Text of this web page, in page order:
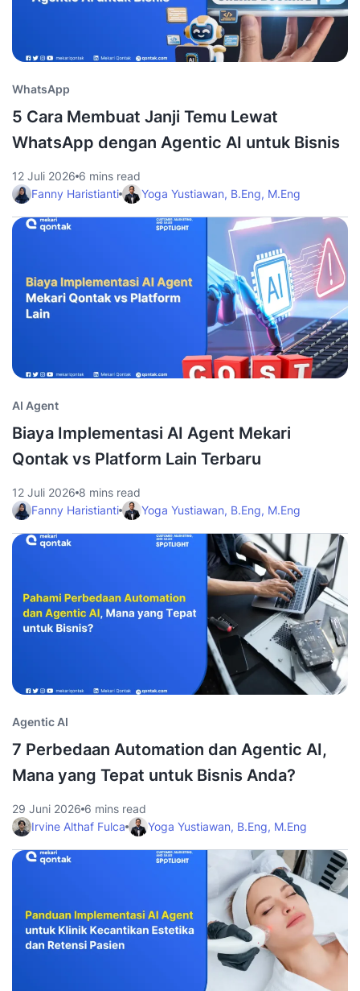
WhatsApp
5 Cara Membuat Janji Temu Lewat
WhatsApp dengan Agentic AI untuk Bisnis
12 Juli 2026 6 mins read
Fanny Haristianti
Yoga Yustiawan, B.Eng, M.Eng
AI Agent
Biaya Implementasi AI Agent Mekari
Qontak vs Platform Lain Terbaru
12 Juli 2026 8 mins read
Fanny Haristianti
Yoga Yustiawan, B.Eng, M.Eng
Agentic AI
7 Perbedaan Automation dan Agentic AI,
Mana yang Tepat untuk Bisnis Anda?
29 Juni 2026 6 mins read
Irvine Althaf Fulca
Yoga Yustiawan, B.Eng, M.Eng